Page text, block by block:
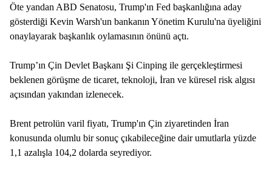
Öte yandan ABD Senatosu, Trump'ın Fed başkanlığına aday
gösterdiği Kevin Warsh'un bankanın Yönetim Kurulu'na üyeliğini
onaylayarak başkanlık oylamasının önünü açtı.
Trump’ın Çin Devlet Başkanı Şi Cinping ile gerçekleştirmesi
beklenen görüşme de ticaret, teknoloji, İran ve küresel risk algısı
açısından yakından izlenecek.
Brent petrolün varil fiyatı, Trump'ın Çin ziyaretinden İran
konusunda olumlu bir sonuç çıkabileceğine dair umutlarla yüzde
1,1 azalışla 104,2 dolarda seyrediyor.